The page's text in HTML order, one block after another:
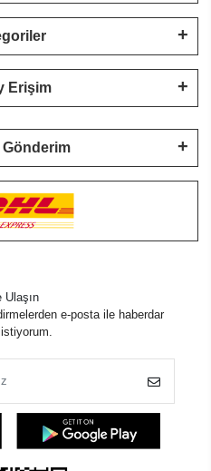
Erişim
Gönderim
Ulaşın
e-posta ile haberdar